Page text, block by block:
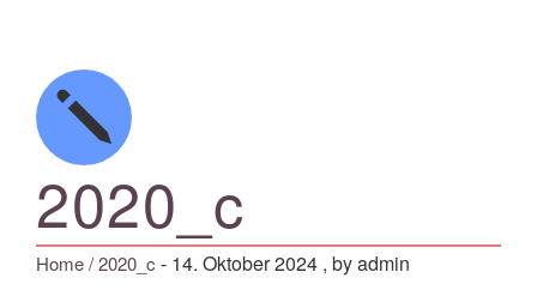
2020_c
Home/ 2020_c - 14. Oktober 2024 , by admin